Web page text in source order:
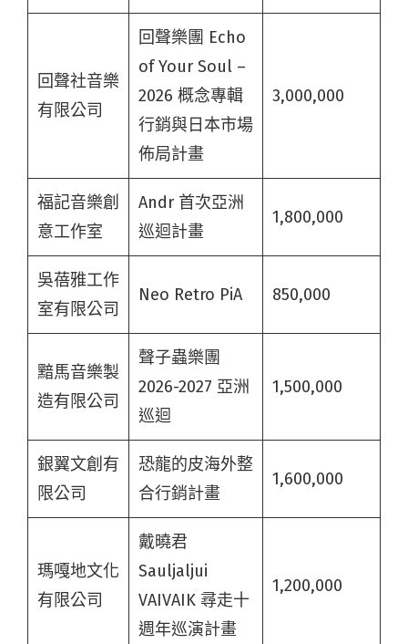
回聲社音樂
有限公司
回聲樂團 Echo
of Your Soul –
2026 概念專輯
行銷與日本市場
佈局計畫
3,000,000
福記音樂創
意工作室
Andr 首次亞洲
巡迴計畫
1,800,000
吳蓓雅工作
室有限公司
Neo Retro PiA 850,000
黯馬音樂製
造有限公司
聲子蟲樂團
2026-2027 亞洲
巡迴
1,500,000
銀翼文創有
限公司
恐龍的皮海外整
合行銷計畫
1,600,000
瑪嘎地文化
有限公司
戴曉君
Sauljaljui
VAIVAIK 尋走十
週年巡演計畫
1,200,000